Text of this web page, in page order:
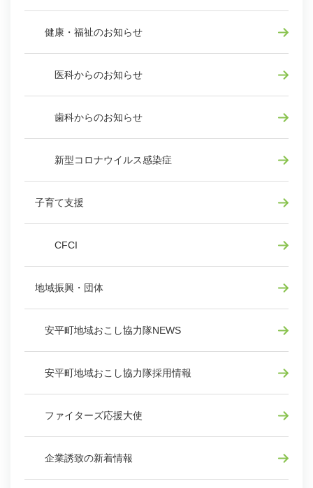
健康・福祉のお知らせ
医科からのお知らせ
歯科からのお知らせ
新型コロナウイルス感染症
子育て支援
CFCI
地域振興・団体
安平町地域おこし協力隊NEWS
安平町地域おこし協力隊採用情報
ファイターズ応援大使
企業誘致の新着情報